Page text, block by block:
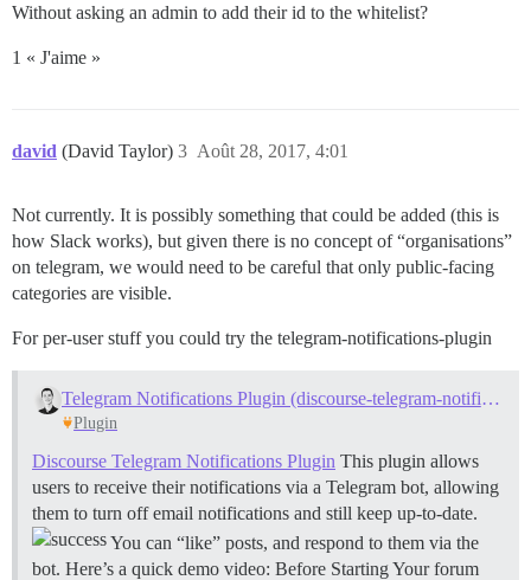
Without asking an admin to add their id to the whitelist?
1 « J'aime »
david (David Taylor) Août 28, 2017, 4:01
3
Not currently. It is possibly something that could be added (this is
how Slack works), but given there is no concept of “organisations”
on telegram, we would need to be careful that only public-facing
categories are visible.
For per-user stuff you could try the telegram-notifications-plugin
Telegram Notifications Plugin (discourse-telegram-notifications)
Plugin
Discourse Telegram Notifications Plugin This plugin allows
users to receive their notifications via a Telegram bot, allowing
them to turn off email notifications and still keep up-to-date.
You can “like” posts, and respond to them via the
bot. Here’s a quick demo video: Before Starting Your forum